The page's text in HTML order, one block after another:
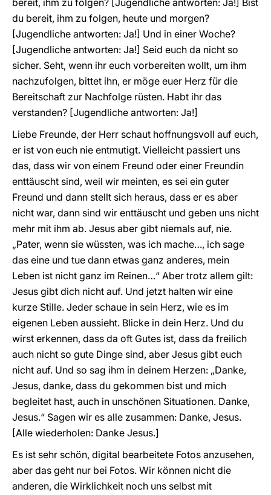
bereit, ihm zu folgen? [Jugendliche antworten: Ja!] Bist
du bereit, ihm zu folgen, heute und morgen?
[Jugendliche antworten: Ja!] Und in einer Woche?
[Jugendliche antworten: Ja!] Seid euch da nicht so
sicher. Seht, wenn ihr euch vorbereiten wollt, um ihm
nachzufolgen, bittet ihn, er möge euer Herz für die
Bereitschaft zur Nachfolge rüsten. Habt ihr das
verstanden? [Jugendliche antworten: Ja!]
Liebe Freunde, der Herr schaut hoffnungsvoll auf euch,
er ist von euch nie entmutigt. Vielleicht passiert uns
das, dass wir von einem Freund oder einer Freundin
enttäuscht sind, weil wir meinten, es sei ein guter
Freund und dann stellt sich heraus, dass er es aber
nicht war, dann sind wir enttäuscht und geben uns nicht
mehr mit ihm ab. Jesus aber gibt niemals auf, nie.
„Pater, wenn sie wüssten, was ich mache…, ich sage
das eine und tue dann etwas ganz anderes, mein
Leben ist nicht ganz im Reinen…“ Aber trotz allem gilt:
Jesus gibt dich nicht auf. Und jetzt halten wir eine
kurze Stille. Jeder schaue in sein Herz, wie es im
eigenen Leben aussieht. Blicke in dein Herz. Und du
wirst erkennen, dass da oft Gutes ist, dass da freilich
auch nicht so gute Dinge sind, aber Jesus gibt euch
nicht auf. Und so sag ihm in deinem Herzen: „Danke,
Jesus, danke, dass du gekommen bist und mich
begleitet hast, auch in unschönen Situationen. Danke,
Jesus.“ Sagen wir es alle zusammen: Danke, Jesus.
[Alle wiederholen: Danke Jesus.]
Es ist sehr schön, digital bearbeitete Fotos anzusehen,
aber das geht nur bei Fotos. Wir können nicht die
anderen, die Wirklichkeit noch uns selbst mit